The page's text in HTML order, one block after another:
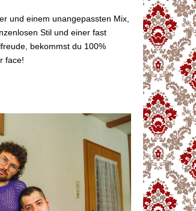
und einem unangepassten Mix,
Stil und einer fast
bekommst du 100%
face!